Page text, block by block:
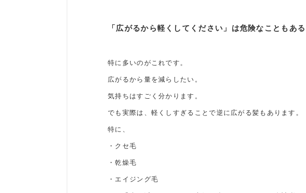
「広がるから軽くしてください」は危険なこともある
特に多いのがこれです。
広がるから量を減らしたい。
気持ちはすごく分かります。
でも実際は、軽くしすぎることで逆に広がる髪もあります。
特に、
・クセ毛
・乾燥毛
・エイジング毛